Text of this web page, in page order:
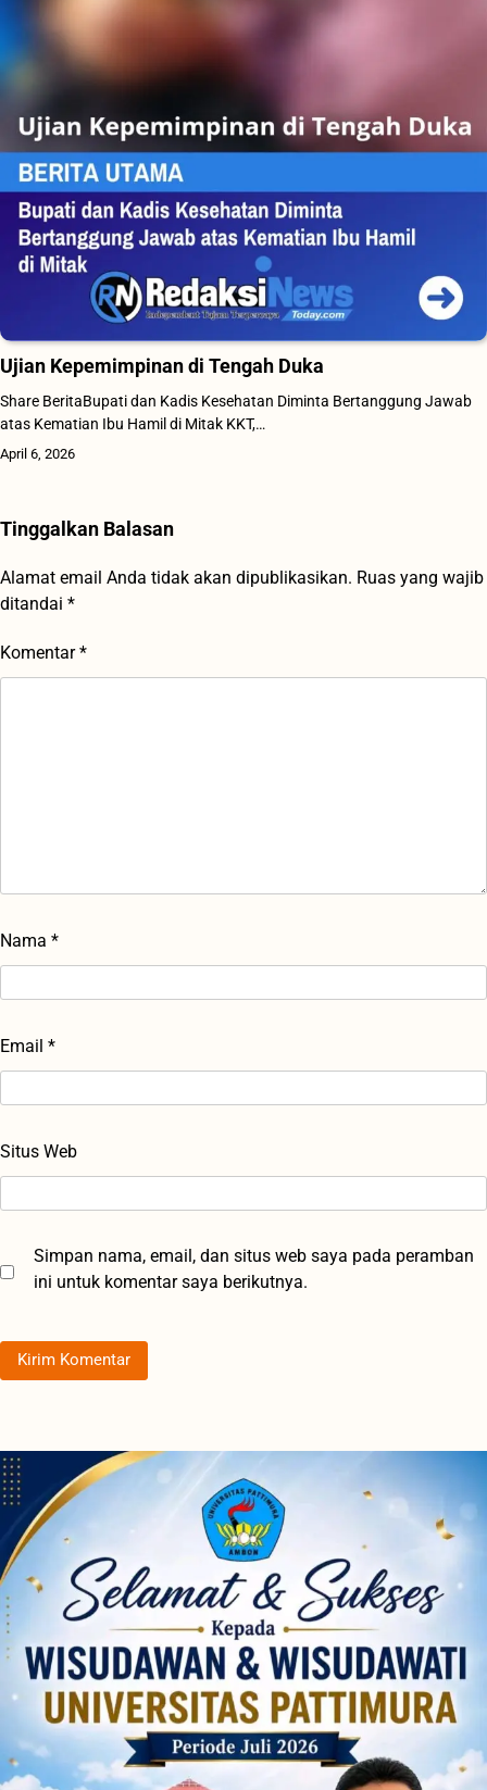
Ujian Kepemimpinan di Tengah Duka
Share BeritaBupati dan Kadis Kesehatan Diminta Bertanggung Jawab
atas Kematian Ibu Hamil di Mitak KKT,…
April 6, 2026
Tinggalkan Balasan
Alamat email Anda tidak akan dipublikasikan. Ruas yang wajib
ditandai *
Komentar*
Nama *
Email *
Situs Web
Simpan nama, email, dan situs web saya pada peramban
ini untuk komentar saya berikutnya.